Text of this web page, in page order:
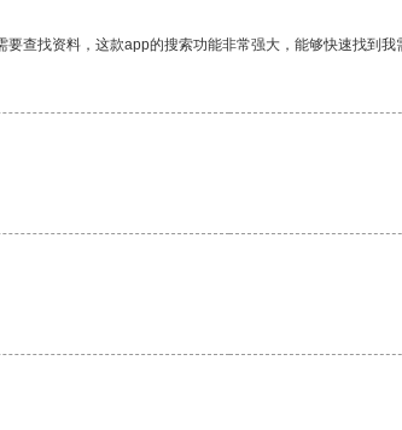
查找资料，这款app的搜索功能非常强大，能够快速找到我